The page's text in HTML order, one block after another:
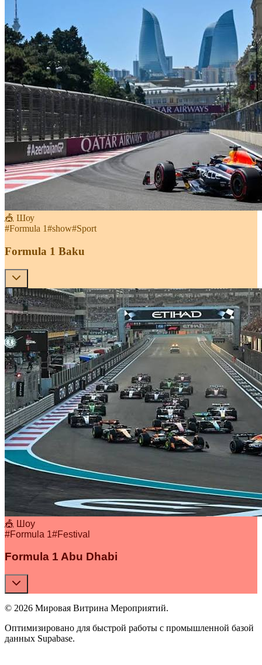
🎪 Шоу
#Formula 1#show#Sport
Formula 1 Baku
🎪 Шоу
#Formula 1#Festival
Formula 1 Abu Dhabi
© 2026 Мировая Витрина Мероприятий.
Оптимизировано для быстрой работы с промышленной базой
данных Supabase.